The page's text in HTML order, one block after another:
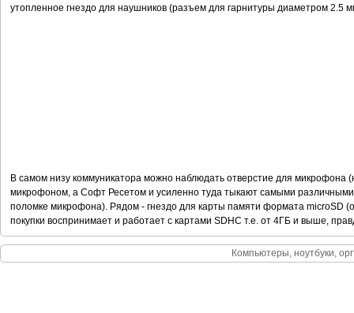
утопленное гнездо для наушников (разъем для гарнитуры диаметром 2.5
В самом низу коммуникатора можно наблюдать отверстие для микрофона
микрофоном, а Софт Ресетом и усиленно туда тыкают самыми
поломке микрофона). Рядом - гнездо для карты памяти формата microSD
покупки воспринимает и работает с картами SDHC т.е. от 4ГБ и выше,
Компьютеры, ноутбуки,